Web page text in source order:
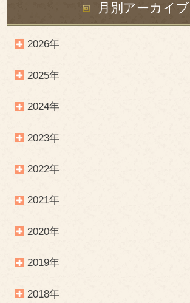
月別アーカイブ
2026年
2025年
2024年
2023年
2022年
2021年
2020年
2019年
2018年